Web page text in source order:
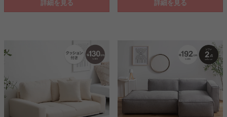
りでできる僅かな隙間にぴったりフィ
だけます。隠しキャスター付きで、収
納スペースは左右の向きを選べるの
で、どんな間取りでもお使いいただく
詳細を見る
ーデュロイソファ。贅沢なゆとりのあ
詳細を見る